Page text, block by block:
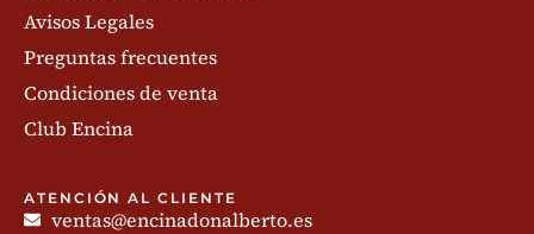
Avisos Legales
Preguntas frecuentes
Condiciones de venta
Club Encina
ATENCIÓN AL CLIENTE
ventas@encinadonalberto.es